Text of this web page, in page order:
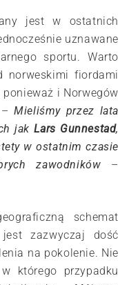
jest w ostatnich
uznawane
sportu. Warto
norweskimi fiordami
i Norwegów
–Mieliśmy przez lata
jakLars Gunnestad,
w ostatnim czasie
zawodników –
schemat
jest zazwyczaj dość
na pokolenie. Nie
którego przypadku